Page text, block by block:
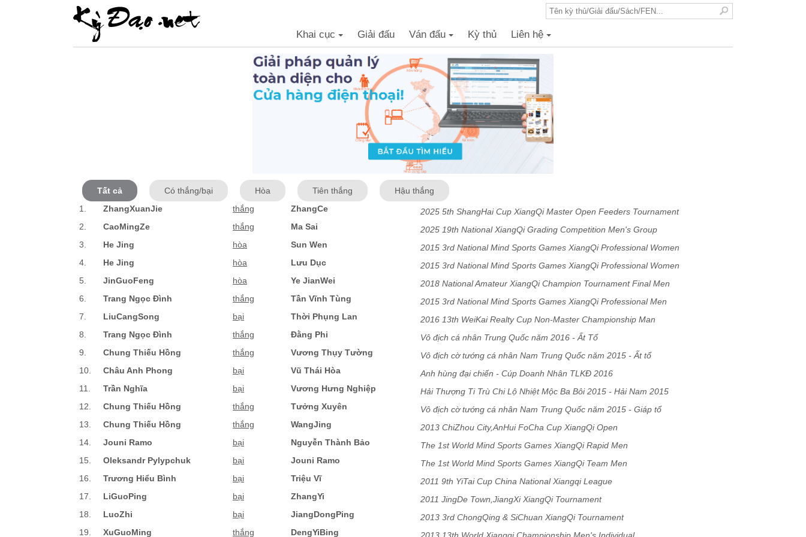
Khai cục Giải đấu Ván đấu Kỳ thủ Liên hệ
Tất cả Có thắng/bại Hòa Tiên thắng
Hậu thắng
1.
ZhangXuanJie thắng ZhangCe
2025 5th ShangHai Cup XiangQi Master Open Feeders Tournament
Men
2. CaoMingZe thắng Ma Sai
2025 19th National XiangQi Grading Competition Men's Group
3.
He Jing hòa Sun Wen
2015 3rd National Mind Sports Games XiangQi Professional Women
Team
4. He Jing hòa Lưu Dục
2015 3rd National Mind Sports Games XiangQi Professional Women
Team
5. JinGuoFeng hòa Ye JianWei
2018 National Amateur XiangQi Champion Tournament Final Men
6.
Trang Ngọc Đình thắng Tần Vĩnh Tùng
2015 3rd National Mind Sports Games XiangQi Professional Men
Team
7. LiuCangSong bại Thời Phụng Lan
2016 13th WeiKai Realty Cup Non-Master Championship Man
8.
Trang Ngọc Đình thắng Đằng Phi
Vô địch cá nhân Trung Quốc năm 2016 - Ất Tổ
9.
Chung Thiếu Hồng thắng Vương Thụy Tường
Vô địch cờ tướng cá nhân Nam Trung Quốc năm 2015 - Ất tổ
10.
Châu Anh Phong bại Vũ Thái Hòa
Anh hùng đại chiến - Cúp Doanh Nhân TLKĐ 2016
11.
Trần Nghĩa bại Vương Hưng Nghiệp
Hải Thượng Ti Trù Chi Lộ Nhiệt Mộc Ba Bôi 2015 - Hải Nam 2015
12.
Chung Thiếu Hồng thắng Tưởng Xuyên
Vô địch cờ tướng cá nhân Nam Trung Quốc năm 2015 - Giáp tổ
13.
Chung Thiếu Hồng thắng WangJing
2013 ChiZhou City,AnHui FoCha Cup XiangQi Open
14.
Jouni Ramo bại Nguyễn Thành Bảo
The 1st World Mind Sports Games XiangQi Rapid Men
15.
Oleksandr Pylypchuk bại Jouni Ramo
The 1st World Mind Sports Games XiangQi Team Men
16.
Trương Hiểu Bình bại Triệu Vĩ
2011 9th YiTai Cup China National Xiangqi League
17.
LiGuoPing bại ZhangYi
2011 JingDe Town,JiangXi XiangQi Tournament
18.
LuoZhi bại JiangDongPing
2013 3rd ChongQing & SiChuan XiangQi Tournament
19.
XuGuoMing thắng DengYiBing